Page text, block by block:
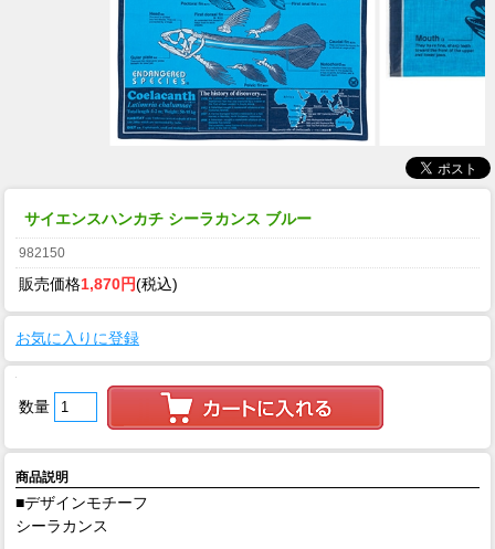
サイエンスハンカチ シーラカンス ブルー
982150
販売価格1,870円(税込)
お気に入りに登録
数量
商品説明
■デザインモチーフ
シーラカンス